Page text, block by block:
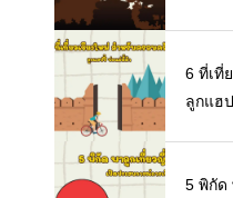
6 ที่เที่
ลูกแฮ
5 พิกัด